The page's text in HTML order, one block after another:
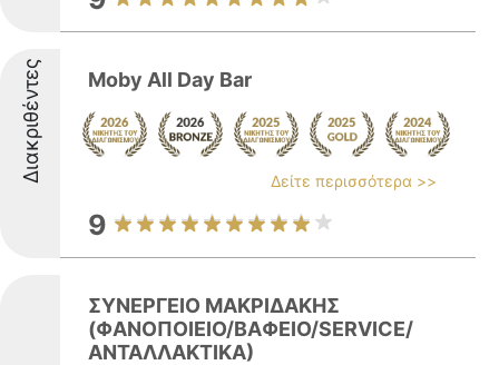
Διακριθέντες Moby All Day Bar
Δείτε περισσότερα >>
9
ΣΥΝΕΡΓΕΙΟ ΜΑΚΡΙΔΑΚΗΣ
(ΦΑΝΟΠΟΙΕΙΟ/ΒΑΦΕΙΟ/SERVICE/
ΑΝΤΑΛΛΑΚΤΙΚΑ)